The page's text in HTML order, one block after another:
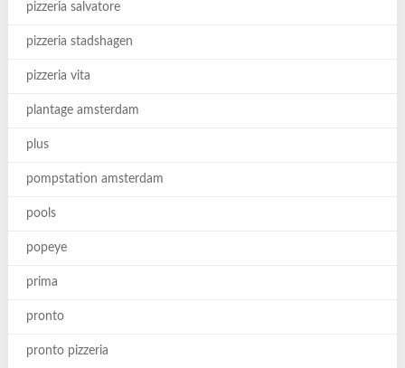
pizzeria salvatore
pizzeria stadshagen
pizzeria vita
plantage amsterdam
plus
pompstation amsterdam
pools
popeye
prima
pronto
pronto pizzeria